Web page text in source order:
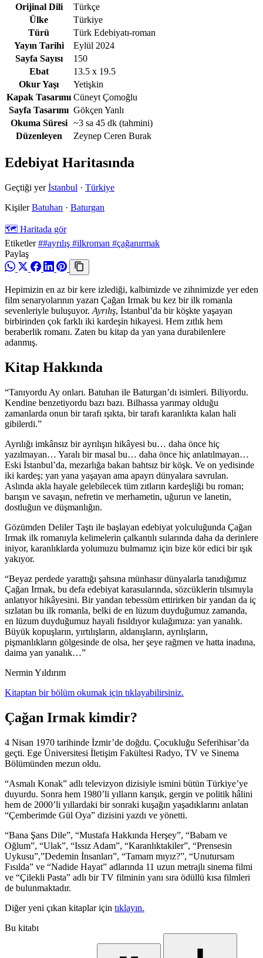
Orijinal Dili
Türkçe
Ülke
Türkiye
Türü
Türk Edebiyatı-roman
Yayın Tarihi
Eylül 2024
Sayfa Sayısı
150
Ebat
13.5 x 19.5
Okur Yaşı
Yetişkin
Kapak Tasarımı Cüneyt Çomoğlu
Sayfa Tasarımı Gökçen Yanlı
Okuma Süresi
~3 sa 45 dk (tahmini)
Düzenleyen
Zeynep Ceren Burak
Edebiyat Haritasında
Geçtiği yer İstanbul · Türkiye
Kişiler Batuhan · Baturgan
🗺️ Haritada gör
Etiketler ##ayrılış #ilkroman #çağanırmak
Paylaş
Hepimizin en az bir kere izlediği, kalbimizde ve zihnimizde yer eden
film senaryolarının yazarı Çağan Irmak bu kez bir ilk romanla
sevenleriyle buluşuyor. Ayrılış, İstanbul’da bir köşkte yaşayan
birbirinden çok farklı iki kardeşin hikayesi. Hem zıtlık hem
beraberlik romanı. Zaten bu kitap da yan yana durabilenlere
adanmış.
Kitap Hakkında
“Tanıyordu Ay onları. Batuhan ile Baturgan’dı isimleri. Biliyordu.
Kendine benzetiyordu bazı bazı. Bilhassa yarımay olduğu
zamanlarda onun bir tarafı ışıkta, bir tarafı karanlıkta kalan hali
gibilerdi.”
Ayrılığı imkânsız bir ayrılışın hikâyesi bu… daha önce hiç
yazılmayan… Yaralı bir masal bu… daha önce hiç anlatılmayan…
Eski İstanbul’da, mezarlığa bakan bahtsız bir köşk. Ve on yedisinde
iki kardeş; yan yana yaşayan ama apayrı dünyalara savrulan.
Aslında akla hayale gelebilecek tüm zıtların kardeşliği bu roman;
barışın ve savaşın, nefretin ve merhametin, uğurun ve lanetin,
dostluğun ve düşmanlığın.
Gözümden Deliler Taştı ile başlayan edebiyat yolculuğunda Çağan
Irmak ilk romanıyla kelimelerin çalkantılı sularında daha da derinlere
iniyor, karanlıklarda yolumuzu bulmamız için bize kör edici bir ışık
yakıyor.
“Beyaz perdede yarattığı şahsına münhasır dünyalarla tanıdığımız
Çağan Irmak, bu defa edebiyat karasularında, sözcüklerin tılsımıyla
anlatıyor hikâyesini. Bir yandan tebessüm ettirirken bir yandan da iç
sızlatan bu ilk romanla, belki de en lüzum duyduğumuz zamanda,
en lüzum duyduğumuz hayali fısıldıyor kulağımıza: yan yanalık.
Büyük kopuşların, yırtılışların, aldanışların, ayrılışların,
pişmanlıkların gölgesinde de olsa, her şeye rağmen ve hatta inadına,
daima yan yanalık…”
Nermin Yıldırım
Kitaptan bir bölüm okumak için tıklayabilirsiniz.
Çağan Irmak kimdir?
4 Nisan 1970 tarihinde İzmir’de doğdu. Çocukluğu Seferihisar’da
geçti. Ege Üniversitesi İletişim Fakültesi Radyo, TV ve Sinema
Bölümünden mezun oldu.
“Asmalı Konak” adlı televizyon dizisiyle ismini bütün Türkiye’ye
duyurdu. Sonra hem 1980’li yılların karışık, gergin ve politik hâlini
hem de 2000’li yıllardaki bir sonraki kuşağın yaşadıklarını anlatan
“Çemberimde Gül Oya” dizisini yazdı ve yönetti.
“Bana Şans Dile”, “Mustafa Hakkında Herşey”, “Babam ve
Oğlum”, “Ulak”, “Issız Adam”, “Karanlıktakiler”, “Prensesin
Uykusu”,”Dedemin İnsanları”, “Tamam mıyız?”, “Unutursam
Fısılda” ve “Nadide Hayat” adlarında 11 uzun metrajlı sinema filmi
ve “Çilekli Pasta” adlı bir TV filminin yanı sıra ödüllü kısa filmleri
de bulunmaktadır.
Diğer yeni çıkan kitaplar için tıklayın.
Bu kitabı